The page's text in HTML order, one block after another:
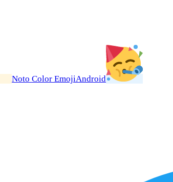
Noto Color EmojiAndroid